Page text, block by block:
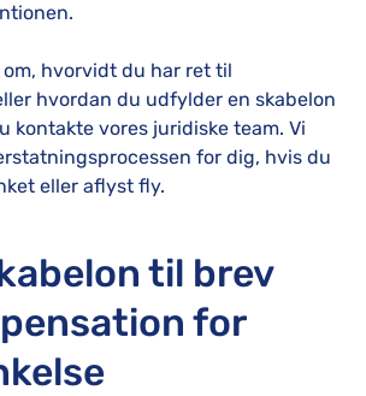
hvorvidt du har ret til
hvordan du udfylder en skabelon
kontakte vores juridiske team. Vi
for dig, hvis du
eller aflyst fly.
til brev
for